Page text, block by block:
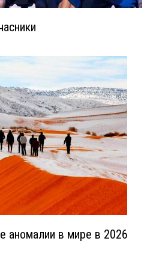
аномалии в мире в 2026